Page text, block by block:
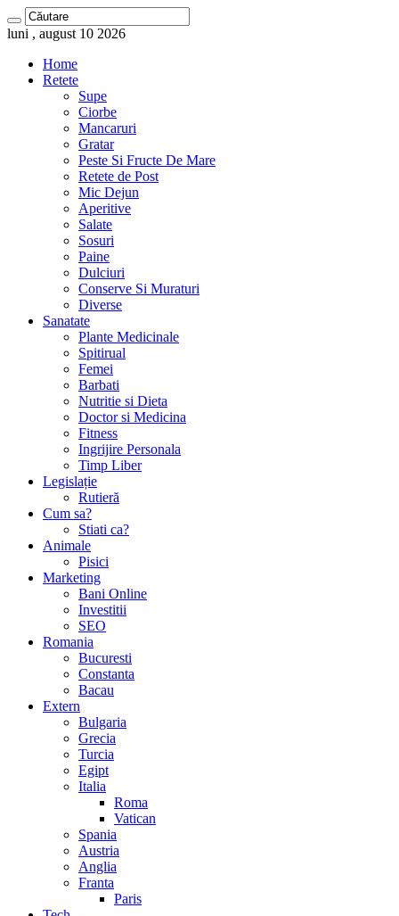
luni , august 10 2026
Home
Retete
Supe
Ciorbe
Mancaruri
Gratar
Peste Si Fructe De Mare
Retete de Post
Mic Dejun
Aperitive
Salate
Sosuri
Paine
Dulciuri
Conserve Si Muraturi
Diverse
Sanatate
Plante Medicinale
Spitirual
Femei
Barbati
Nutritie si Dieta
Doctor si Medicina
Fitness
Ingrijire Personala
Timp Liber
Legislație
Rutieră
Cum sa?
Stiati ca?
Animale
Pisici
Marketing
Bani Online
Investitii
SEO
Romania
Bucuresti
Constanta
Bacau
Extern
Bulgaria
Grecia
Turcia
Egipt
Italia
Roma
Vatican
Spania
Austria
Anglia
Franta
Paris